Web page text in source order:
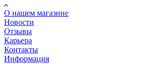
О нашем магазине
Новости
Отзывы
Карьера
Контакты
Информация